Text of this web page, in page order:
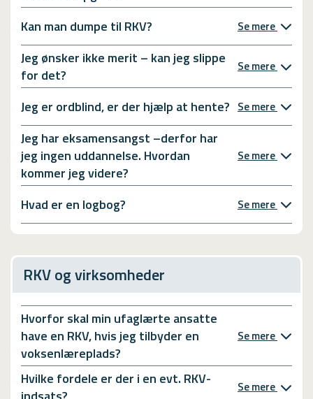
Kan man dumpe til RKV? Se mere
Jeg ønsker ikke merit – kan jeg slippe
for det?
Se mere
Jeg er ordblind, er der hjælp at hente? Se mere
Jeg har eksamensangst –derfor har
jeg ingen uddannelse. Hvordan
kommer jeg videre?
Se mere
Hvad er en logbog? Se mere
RKV og virksomheder
Hvorfor skal min ufaglærte ansatte
have en RKV, hvis jeg tilbyder en
voksenlæreplads?
Se mere
Hvilke fordele er der i en evt. RKV-
Se mere